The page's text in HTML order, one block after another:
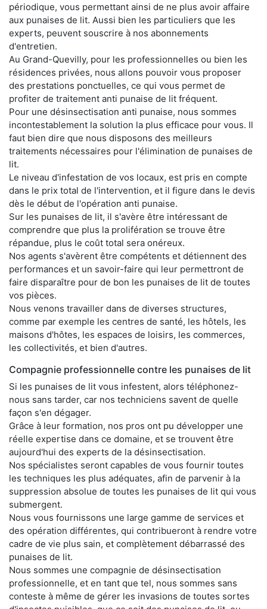
périodique, vous permettant ainsi de ne plus avoir affaire
aux punaises de lit. Aussi bien les particuliers que les
experts, peuvent souscrire à nos abonnements
d'entretien.
Au Grand-Quevilly, pour les professionnelles ou bien les
résidences privées, nous allons pouvoir vous proposer
des prestations ponctuelles, ce qui vous permet de
profiter de traitement anti punaise de lit fréquent.
Pour une désinsectisation anti punaise, nous sommes
incontestablement la solution la plus efficace pour vous. Il
faut bien dire que nous disposons des meilleurs
traitements nécessaires pour l'élimination de punaises de
lit.
Le niveau d'infestation de vos locaux, est pris en compte
dans le prix total de l'intervention, et il figure dans le devis
dès le début de l'opération anti punaise.
Sur les punaises de lit, il s'avère être intéressant de
comprendre que plus la prolifération se trouve être
répandue, plus le coût total sera onéreux.
Nos agents s'avèrent être compétents et détiennent des
performances et un savoir-faire qui leur permettront de
faire disparaître pour de bon les punaises de lit de toutes
vos pièces.
Nous venons travailler dans de diverses structures,
comme par exemple les centres de santé, les hôtels, les
maisons d'hôtes, les espaces de loisirs, les commerces,
les collectivités, et bien d'autres.
Compagnie professionnelle contre les punaises de lit
Si les punaises de lit vous infestent, alors téléphonez-
nous sans tarder, car nos techniciens savent de quelle
façon s'en dégager.
Grâce à leur formation, nos pros ont pu développer une
réelle expertise dans ce domaine, et se trouvent être
aujourd'hui des experts de la désinsectisation.
Nos spécialistes seront capables de vous fournir toutes
les techniques les plus adéquates, afin de parvenir à la
suppression absolue de toutes les punaises de lit qui vous
submergent.
Nous vous fournissons une large gamme de services et
des opération différentes, qui contribueront à rendre votre
cadre de vie plus sain, et complètement débarrassé des
punaises de lit.
Nous sommes une compagnie de désinsectisation
professionnelle, et en tant que tel, nous sommes sans
conteste à même de gérer les invasions de toutes sortes